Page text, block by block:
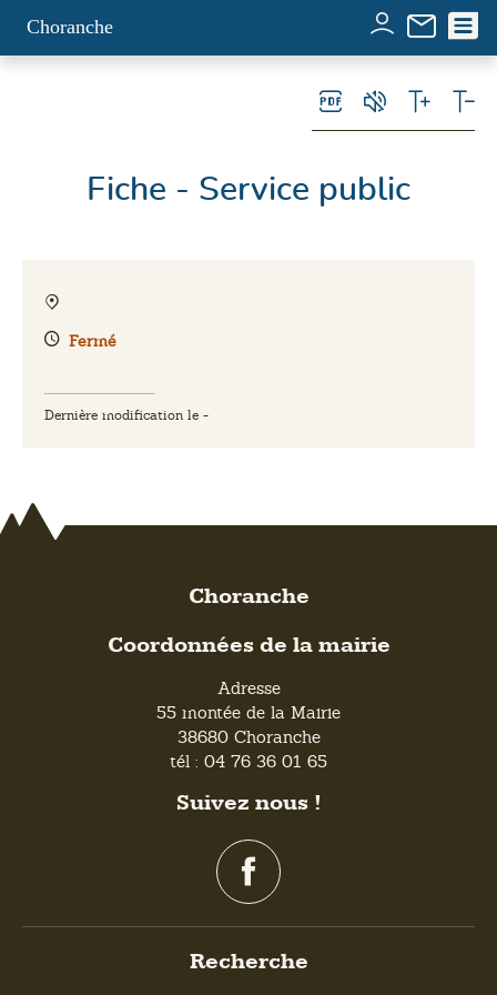
Choranche
Fiche - Service public
Fermé
Dernière modification le -
Choranche
Coordonnées de la mairie
Adresse
55 montée de la Mairie
38680 Choranche
tél : 04 76 36 01 65
Suivez nous !
Recherche